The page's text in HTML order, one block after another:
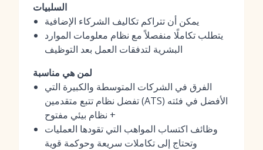
السلبيات
يمكن أن تتراكم تكاليف الشركاء الإضافية
يتطلب تكاملًا منفصلاً مع نظام معلومات الموارد
البشرية لتدفقات العمل بعد التوظيف
لمن هي مناسبة
الفرق في الشركات المتوسطة والكبيرة التي
تفضل نظام تتبع متقدمين (ATS) الأفضل في فئته
+ نظام بيئي مفتوح
وظائف اكتساب المواهب التي تقودها العمليات
وتحتاج إلى تكاملات سريعة وحوكمة قوية